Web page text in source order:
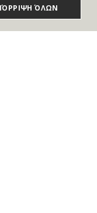
Διαγωνισμούς, τα
Δωροεπιταγές
ΌΛΩΝ